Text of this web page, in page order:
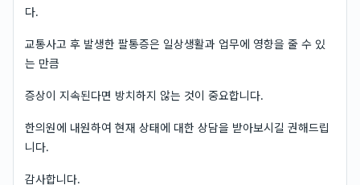
다.
교통사고 후 발생한 팔통증은 일상생활과 업무에 영향을 줄 수 있
는 만큼
증상이 지속된다면 방치하지 않는 것이 중요합니다.
한의원에 내원하여 현재 상태에 대한 상담을 받아보시길 권해드립
니다.
감사합니다.